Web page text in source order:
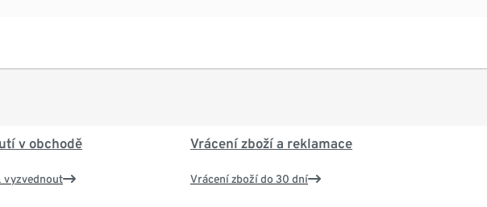
v obchodě
vyzvednout
Vrácení zboží a reklamace
Vrácení zboží do 30 dní